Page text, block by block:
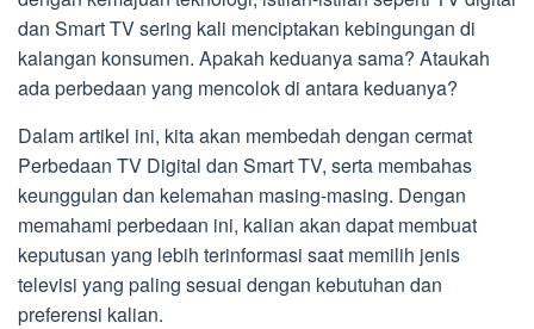
dan Smart TV sering kali menciptakan kebingungan di
kalangan konsumen. Apakah keduanya sama? Ataukah
ada perbedaan yang mencolok di antara keduanya?
Dalam artikel ini, kita akan membedah dengan cermat
Perbedaan TV Digital dan Smart TV, serta membahas
keunggulan dan kelemahan masing-masing. Dengan
memahami perbedaan ini, kalian akan dapat membuat
keputusan yang lebih terinformasi saat memilih jenis
televisi yang paling sesuai dengan kebutuhan dan
preferensi kalian.